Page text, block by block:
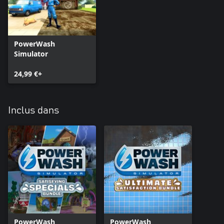
PowerWash
Simulator
24,99 €+
Inclus dans
PowerWash PowerWash